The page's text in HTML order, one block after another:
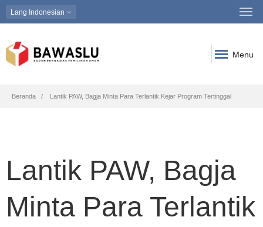
Lang Indonesian
Menu
Breadcrumb
Beranda Lantik PAW, Bagja Minta Para Terlantik Kejar Program Tertinggal
Lantik PAW, Bagja
Minta Para Terlantik